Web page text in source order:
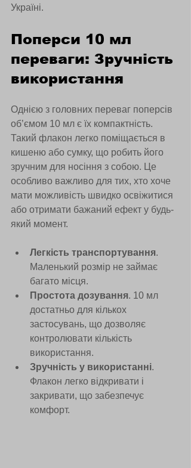
Україні.
Поперси 10 мл
переваги: Зручність
використання
Однією з головних переваг поперсів
об’ємом 10 мл є їх компактність.
Такий флакон легко поміщається в
кишеню або сумку, що робить його
зручним для носіння з собою. Це
особливо важливо для тих, хто хоче
мати можливість швидко освіжитися
або отримати бажаний ефект у будь-
який момент.
Легкість транспортування.
Маленький розмір не займає
багато місця.
Простота дозування. 10 мл
достатньо для кількох
застосувань, що дозволяє
контролювати кількість
використання.
Зручність у використанні.
Флакон легко відкривати і
закривати, що забезпечує
комфорт.